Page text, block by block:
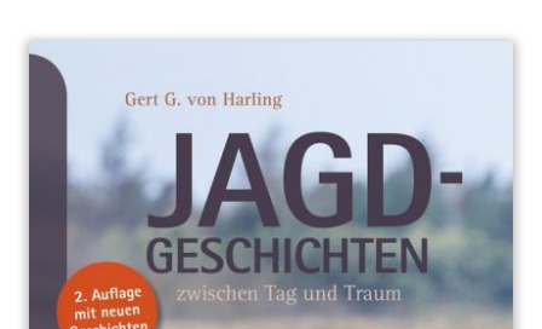
Main image
Click to view image in fullscreen